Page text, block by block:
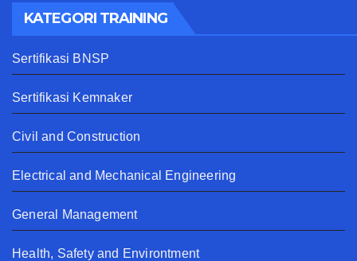
KATEGORI TRAINING
Sertifikasi BNSP
Sertifikasi Kemnaker
Civil and Construction
Electrical and Mechanical Engineering
General Management
Health, Safety and Environtment